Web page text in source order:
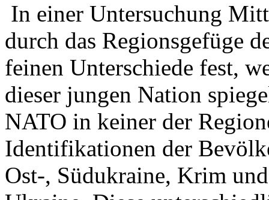
In einer Untersuchung
durch das Regionsgefüge
feinen Unterschiede fest,
dieser jungen Nation
NATO in keiner der
Identifikationen der
Ost-, Südukraine, Krim